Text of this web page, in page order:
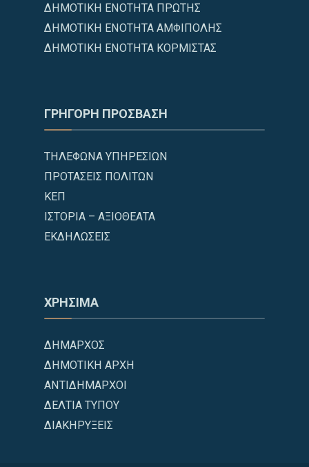
ΔΗΜΟΤΙΚΗ ΕΝΟΤΗΤΑ ΠΡΩΤΗΣ
ΔΗΜΟΤΙΚΗ ΕΝΟΤΗΤΑ ΑΜΦΙΠΟΛΗΣ
ΔΗΜΟΤΙΚΗ ΕΝΟΤΗΤΑ ΚΟΡΜΙΣΤΑΣ
ΓΡΗΓΟΡΗ ΠΡΟΣΒΑΣΗ
ΤΗΛΕΦΩΝΑ ΥΠΗΡΕΣΙΩΝ
ΠΡΟΤΑΣΕΙΣ ΠΟΛΙΤΩΝ
ΚΕΠ
ΙΣΤΟΡΙΑ – ΑΞΙΟΘΕΑΤΑ
ΕΚΔΗΛΩΣΕΙΣ
ΧΡΗΣΙΜΑ
ΔΗΜΑΡΧΟΣ
ΔΗΜΟΤΙΚΗ ΑΡΧΗ
ΑΝΤΙΔΗΜΑΡΧΟΙ
ΔΕΛΤΙΑ ΤΥΠΟΥ
ΔΙΑΚΗΡΥΞΕΙΣ